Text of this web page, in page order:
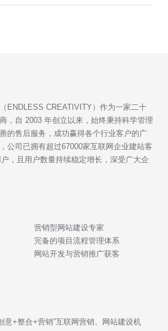
ENDLESS CREATIVITY）作为一家二十
，自 2003 年创立以来，始终秉持科学管理
的售后服务，成功赢得各个行业客户的广
公司已拥有超过67000家互联网企业建站客
，且用户数量持续稳定增长，深受广大企
营销型网站建设专家
完备的项目流程管理体系
网站开发与营销推广获客
意+整合+营销”互联网营销、网站建设机